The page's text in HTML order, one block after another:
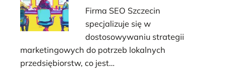
Firma SEO Szczecin
specjalizuje się w
dostosowywaniu strategii
marketingowych do potrzeb lokalnych
przedsiębiorstw, co jest…